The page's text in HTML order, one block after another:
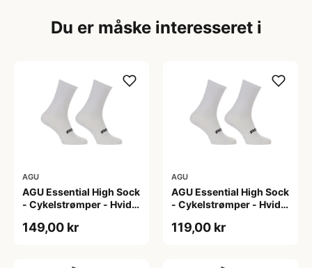
Du er måske interesseret i
AGU
AGU Essential High Sock
- Cykelstrømper - Hvid -
149,00 kr
AGU
AGU Essential High Sock
- Cykelstrømper - Hvid -
119,00 kr